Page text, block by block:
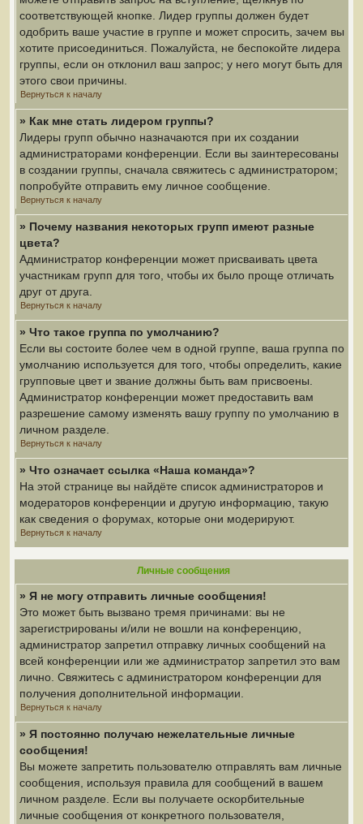
соответствующей кнопке. Лидер группы должен будет
одобрить ваше участие в группе и может спросить, зачем вы
хотите присоединиться. Пожалуйста, не беспокойте лидера
группы, если он отклонил ваш запрос; у него могут быть для
этого свои причины.
Вернуться к началу
» Как мне стать лидером группы?
Лидеры групп обычно назначаются при их создании
администраторами конференции. Если вы заинтересованы
в создании группы, сначала свяжитесь с администратором;
попробуйте отправить ему личное сообщение.
Вернуться к началу
» Почему названия некоторых групп имеют разные
цвета?
Администратор конференции может присваивать цвета
участникам групп для того, чтобы их было проще отличать
друг от друга.
Вернуться к началу
» Что такое группа по умолчанию?
Если вы состоите более чем в одной группе, ваша группа по
умолчанию используется для того, чтобы определить, какие
групповые цвет и звание должны быть вам присвоены.
Администратор конференции может предоставить вам
разрешение самому изменять вашу группу по умолчанию в
личном разделе.
Вернуться к началу
» Что означает ссылка «Наша команда»?
На этой странице вы найдёте список администраторов и
модераторов конференции и другую информацию, такую
как сведения о форумах, которые они модерируют.
Вернуться к началу
Личные сообщения
» Я не могу отправить личные сообщения!
Это может быть вызвано тремя причинами: вы не
зарегистрированы и/или не вошли на конференцию,
администратор запретил отправку личных сообщений на
всей конференции или же администратор запретил это вам
лично. Свяжитесь с администратором конференции для
получения дополнительной информации.
Вернуться к началу
» Я постоянно получаю нежелательные личные
сообщения!
Вы можете запретить пользователю отправлять вам личные
сообщения, используя правила для сообщений в вашем
личном разделе. Если вы получаете оскорбительные
личные сообщения от конкретного пользователя,